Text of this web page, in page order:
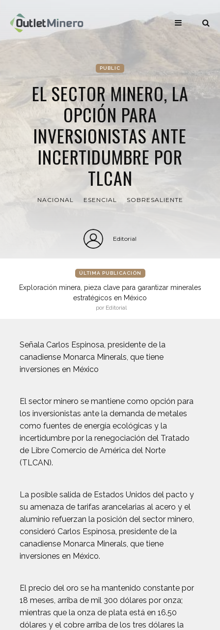
PUBLIC
EL SECTOR MINERO, LA
OPCIÓN PARA
INVERSIONISTAS ANTE
INCERTIDUMBRE POR
TLCAN
NACIONAL ESENCIAL SOBRESALIENTE
Editorial
ÚLTIMA PUBLICACIÓN
Exploración minera, pieza clave para garantizar minerales
estratégicos en México
por Editorial
Señala Carlos Espinosa, presidente de la
canadiense Monarca Minerals, que tiene
inversiones en México
El sector minero se mantiene como opción para
los inversionistas ante la demanda de metales
como fuentes de energía ecológicas y la
incertidumbre por la renegociación del Tratado
de Libre Comercio de América del Norte
(TLCAN).
La posible salida de Estados Unidos del pacto y
su amenaza de tarifas arancelarias al acero y el
aluminio refuerzan la posición del sector minero,
consideró Carlos Espinosa, presidente de la
canadiense Monarca Minerals, que tiene
inversiones en México.
El precio del oro se ha mantenido constante por
18 meses, arriba de mil 300 dólares por onza;
mientras que la onza de plata está en 16.50
dólares y el cobre arriba de los tres dólares la